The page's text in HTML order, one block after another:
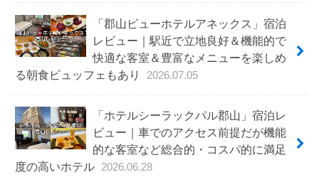
「郡山ビューホテルアネックス」宿泊
レビュー｜駅近で立地良好＆機能的で
快適な客室＆豊富なメニューを楽しめ
る朝食ビュッフェもあり
2026.07.05
「ホテルシーラックパル郡山」宿泊レ
ビュー｜車でのアクセス前提だが機能
的な客室など総合的・コスパ的に満足
度の高いホテル
2026.06.28